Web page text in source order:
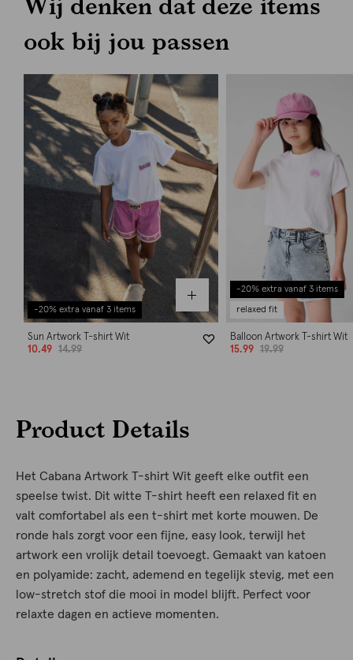
ook bij jou passen
-20% extra vanaf 3 items
Sun Artwork T-shirt Wit
10.49
14.99
-20% extra vanaf 3 items
relaxed fit
Balloon Artwork T-shirt Wit
15.99
19.99
Product Details
Het Cabana Artwork T-shirt Wit geeft elke outfit een
speelse twist. Dit witte T-shirt heeft een relaxed fit en
valt comfortabel als een t-shirt met korte mouwen. De
ronde hals zorgt voor een fijne, easy look, terwijl het
artwork een vrolijk detail toevoegt. Gemaakt van katoen
en polyamide: zacht, ademend en tegelijk stevig, met een
low-stretch stof die mooi in model blijft. Perfect voor
relaxte dagen en actieve momenten.